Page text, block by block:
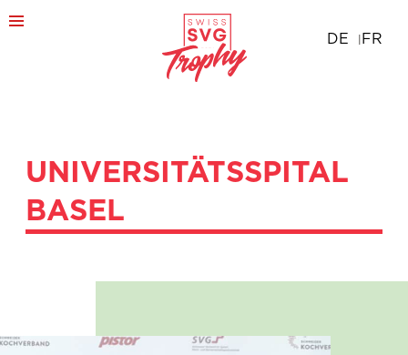
DE FR
UNIVERSITÄTSSPITAL
BASEL